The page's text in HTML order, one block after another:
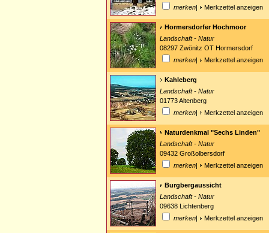
merken| Merkzettel anzeigen
Hormersdorfer Hochmoor
Landschaft - Natur
08297 Zwönitz OT Hormersdorf
merken| Merkzettel anzeigen
Kahleberg
Landschaft - Natur
01773 Altenberg
merken| Merkzettel anzeigen
Naturdenkmal "Sechs Linden"
Landschaft - Natur
09432 Großolbersdorf
merken| Merkzettel anzeigen
Burgbergaussicht
Landschaft - Natur
09638 Lichtenberg
merken| Merkzettel anzeigen